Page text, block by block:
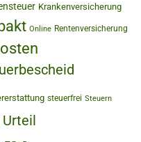
Krankenversicherung
Online Rentenversicherung
steuerfrei Steuern
Urteil